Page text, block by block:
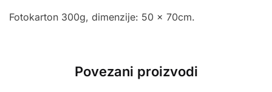
Fotokarton 300g, dimenzije: 50 x 70cm.
Povezani proizvodi